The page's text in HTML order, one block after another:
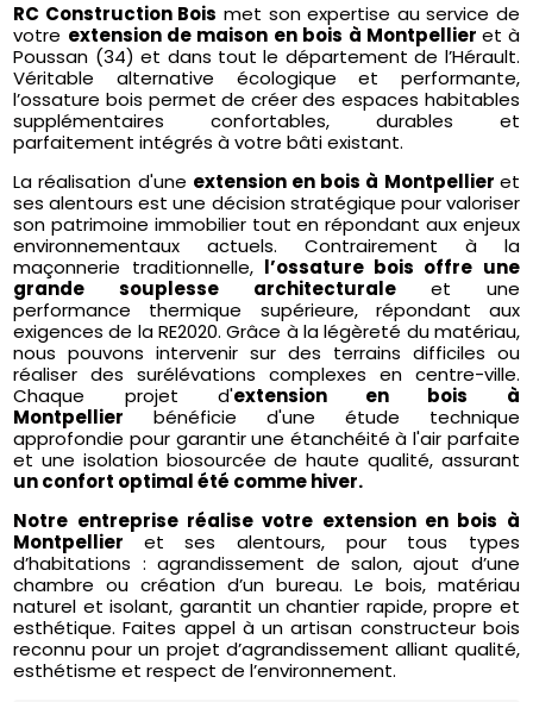
RC Construction Bois met son expertise au service de
votre extension de maison en bois à Montpellieret à
Poussan (34) et dans tout le département de l’Hérault.
Véritable alternative écologique et performante,
l’ossature bois permet de créer des espaces habitables
supplémentaires confortables, durables et
parfaitement intégrés à votre bâti existant.
La réalisation d'une extension en bois à Montpellier et
ses alentours est une décision stratégique pour valoriser
son patrimoine immobilier tout en répondant aux enjeux
environnementaux actuels. Contrairement à la
maçonnerie traditionnelle, l’ossature bois offre une
grande souplesse architecturaleet une
performance thermique supérieure, répondant aux
exigences de la RE2020. Grâce à la légèreté du matériau,
nous pouvons intervenir sur des terrains difficiles ou
réaliser des surélévations complexes en centre-ville.
Chaque projet d'extension en bois à
Montpellier bénéficie d'une étude technique
approfondie pour garantir une étanchéité à l'air parfaite
et une isolation biosourcée de haute qualité, assurant
un confort optimal été comme hiver.
Notre entreprise réalise votre extension en bois à
Montpellier et ses alentours, pour tous types
d’habitations : agrandissement de salon, ajout d’une
chambre ou création d’un bureau. Le bois, matériau
naturel et isolant, garantit un chantier rapide, propre et
esthétique. Faites appel à un artisan constructeur bois
reconnu pour un projet d’agrandissement alliant qualité,
esthétisme et respect de l’environnement.